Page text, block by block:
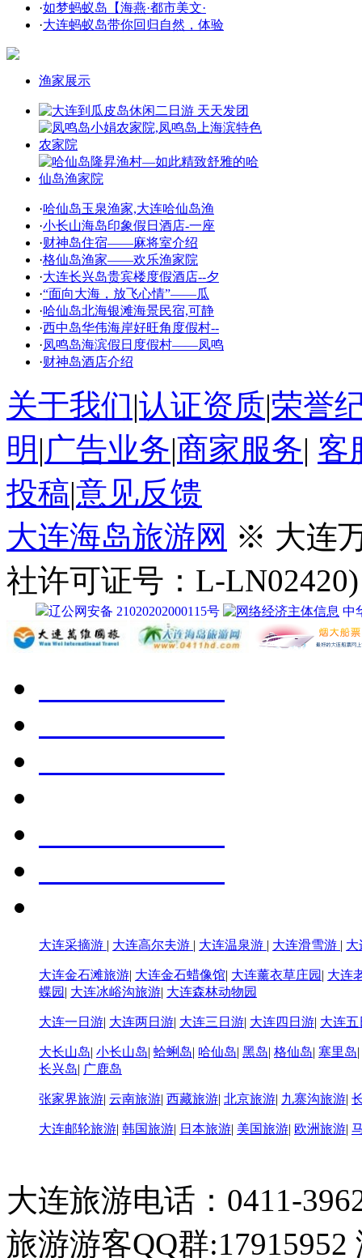
·如梦蚂蚁岛【海燕·都市美文·
·大连蚂蚁岛带你回归自然，体验
渔家展示
·哈仙岛玉泉渔家,大连哈仙岛渔
·小长山海岛印象假日酒店-一座
·财神岛住宿——麻将室介绍
·格仙岛渔家——欢乐渔家院
·大连长兴岛贵宾楼度假酒店--夕
·“面向大海，放飞心情”——瓜
·哈仙岛北海银滩海景民宿,可静
·西中岛华伟海岸好旺角度假村--
·凤鸣岛海滨假日度假村——凤鸣
·财神岛酒店介绍
关于我们|认证资质|荣誉
明 |广告业务|商家服务| 客
投稿|意见反馈
大连海岛旅游网 ※ 大连
社许可证号：L-LN02420)
辽公网安备 21020202000115号 中
大连采摘游 | 大连高尔夫游 | 大连温泉游 | 大连滑雪游 |
大连金石滩旅游| 大连金石蜡像馆| 大连薰衣草庄园 | 大连
蝶园 | 大连冰峪沟旅游| 大连森林动物园
大连一日游| 大连两日游| 大连三日游| 大连四日游| 大连五
大长山岛| 小长山岛| 蛤蜊岛| 哈仙岛| 黑岛| 格仙岛| 塞里岛|
长兴岛| 广鹿岛
张家界旅游| 云南旅游| 西藏旅游| 北京旅游| 九寨沟旅游|
大连邮轮旅游| 韩国旅游| 日本旅游| 美国旅游| 欧洲旅游|
大连旅游电话：0411-
旅游游客QQ群